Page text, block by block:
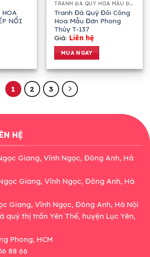
NỔI
TRANH ĐÁ QUÝ HOA MẪU ĐƠN 3D
Tranh Đá Quý Đôi Công
Hoa Mẫu Đơn Phong
Thủy T-137
Giá: Liên hệ
MUA NGAY
1 2 3
HỆ
Giang, Vĩnh Ngọc, Đông Anh, Hà
Giang, Vĩnh Ngọc, Đông Anh, Hà
Giang, Vĩnh Ngọc, Đông Anh, Hà Nội
quý thị trấn Yên Thế, huyện Lục Yên,
Phong, HCM
88 66